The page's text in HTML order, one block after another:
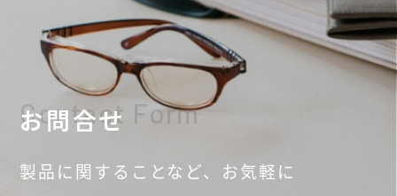
お問合せ
Contact Form
製品に関することなど、 お気軽に